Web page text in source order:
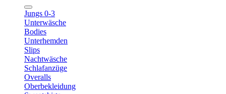
Jungs 0-3
Unterwäsche
Bodies
Unterhemden
Slips
Nachtwäsche
Schlafanzüge
Overalls
Oberbekleidung